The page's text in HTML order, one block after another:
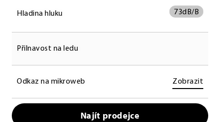
Hladina hluku 73dB/B
Přilnavost na ledu
Odkaz na mikroweb Zobrazit
Najít prodejce